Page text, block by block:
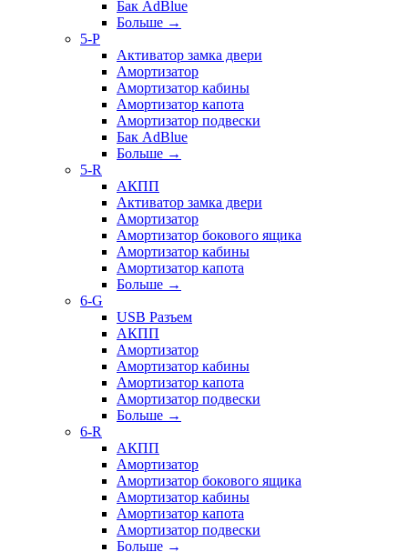
Бак AdBlue
Больше →
5-P
Активатор замка двери
Амортизатор
Амортизатор кабины
Амортизатор капота
Амортизатор подвески
Бак AdBlue
Больше →
5-R
АКПП
Активатор замка двери
Амортизатор
Амортизатор бокового ящика
Амортизатор кабины
Амортизатор капота
Больше →
6-G
USB Разъем
АКПП
Амортизатор
Амортизатор кабины
Амортизатор капота
Амортизатор подвески
Больше →
6-R
АКПП
Амортизатор
Амортизатор бокового ящика
Амортизатор кабины
Амортизатор капота
Амортизатор подвески
Больше →